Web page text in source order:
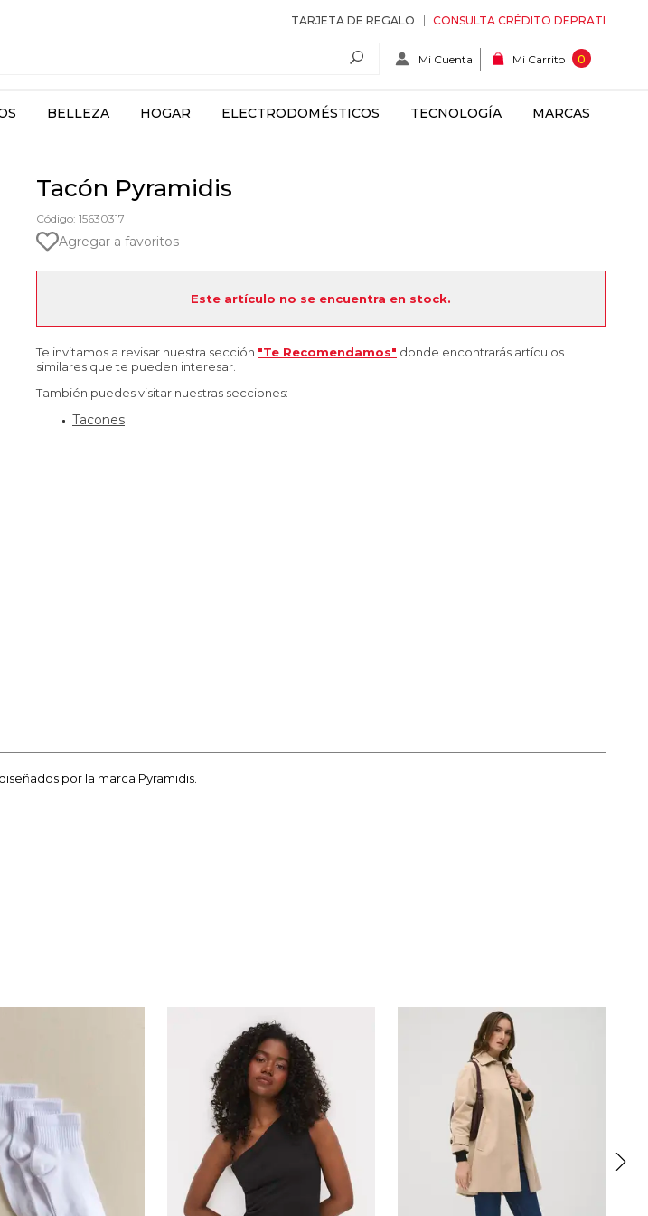
TARJETA DE REGALO CONSULTA CRÉDITO DEPRATI
Mi Cuenta Mi Carrito 0
BELLEZA HOGAR ELECTRODOMÉSTICOS TECNOLOGÍA MARCAS
Tacón Pyramidis
Código: 15630317
Agregar a favoritos
Este artículo no se encuentra en stock.
Te invitamos a revisar nuestra sección "Te Recomendamos" donde encontrarás artículos
similares que te pueden interesar.
También puedes visitar nuestras secciones:
Tacones
por la marca Pyramidis.